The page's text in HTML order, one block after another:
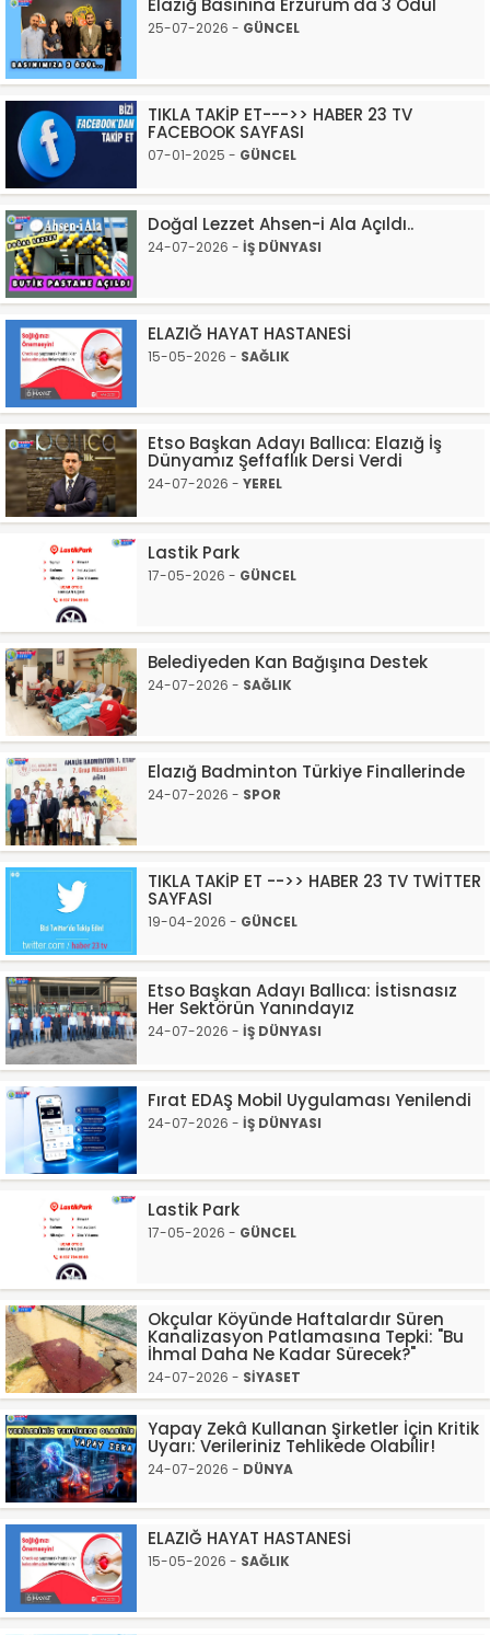
Elazığ Basınına Erzurum'da 3 Ödül
25-07-2026 - GÜNCEL
TIKLA TAKİP ET--->> HABER 23 TV
FACEBOOK SAYFASI
07-01-2025 - GÜNCEL
Doğal Lezzet Ahsen-i Ala Açıldı..
24-07-2026 - İŞ DÜNYASI
ELAZIĞ HAYAT HASTANESİ
15-05-2026 - SAĞLIK
Etso Başkan Adayı Ballıca: Elazığ İş
Dünyamız Şeffaflık Dersi Verdi
24-07-2026 - YEREL
Lastik Park
17-05-2026 - GÜNCEL
Belediyeden Kan Bağışına Destek
24-07-2026 - SAĞLIK
Elazığ Badminton Türkiye Finallerinde
24-07-2026 - SPOR
TIKLA TAKİP ET -->> HABER 23 TV TWİTTER
SAYFASI
19-04-2026 - GÜNCEL
Etso Başkan Adayı Ballıca: İstisnasız
Her Sektörün Yanındayız
24-07-2026 - İŞ DÜNYASI
Fırat EDAŞ Mobil Uygulaması Yenilendi
24-07-2026 - İŞ DÜNYASI
Lastik Park
17-05-2026 - GÜNCEL
Okçular Köyünde Haftalardır Süren
Kanalizasyon Patlamasına Tepki: "Bu
İhmal Daha Ne Kadar Sürecek?"
24-07-2026 - SİYASET
Yapay Zekâ Kullanan Şirketler İçin Kritik
Uyarı: Verileriniz Tehlikede Olabilir!
24-07-2026 - DÜNYA
ELAZIĞ HAYAT HASTANESİ
15-05-2026 - SAĞLIK